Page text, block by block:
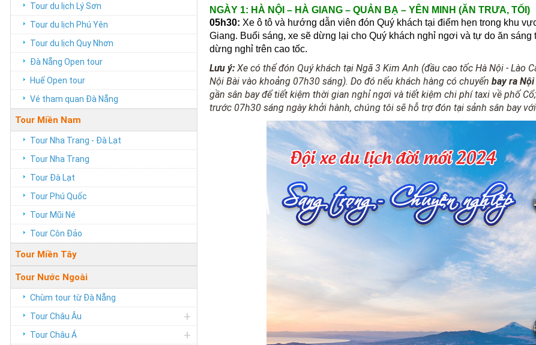
Tour du lịch Lý Sơn
Tour du lịch Phú Yên
Tour du lịch Quy Nhơn
Đà Nẵng Open tour
Huế Open tour
Vé tham quan Đà Nẵng
Tour Miền Nam
Tour Nha Trang - Đà Lạt
Tour Nha Trang
Tour Đà Lạt
Tour Phú Quốc
Tour Mũi Né
Tour Côn Đảo
Tour Miền Tây
Tour Nước Ngoài
Chùm tour từ Đà Nẵng
Tour Châu Âu
+
Tour Châu Á +
NGÀY 1: HÀ NỘI – HÀ GIANG – QUẢN BẠ – YÊN MINH (ĂN TRƯA, TỐI)
05h30: Xe ô tô và hướng dẫn viên đón Quý khách tại điểm hẹn trong khu
Giang. Buổi sáng, xe sẽ dừng lại cho Quý khách nghỉ ngơi và tự do ăn
dừng nghỉ trên cao tốc.
Lưu ý: Xe có thể đón Quý khách tại Ngã 3 Kim Anh (đầu cao tốc Hà Nội - Lào
Nội Bài vào khoảng 07h30 sáng). Do đó nếu khách hàngcó chuyếnbay ra
gần sân bay để tiết kiệm thời gian nghỉ ngơi và tiết kiệm chi phí taxi về phố
trước 07h30 sáng ngày khởi hành, chúng tôi sẽ hỗ trợ đón tại sảnh sân bay